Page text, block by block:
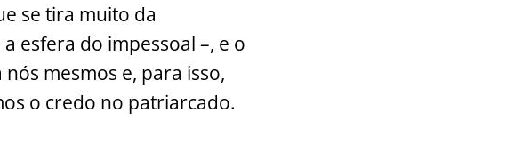
se tira muito da
esfera do impessoal –, e o
mesmos e, para isso,
o credo no patriarcado.